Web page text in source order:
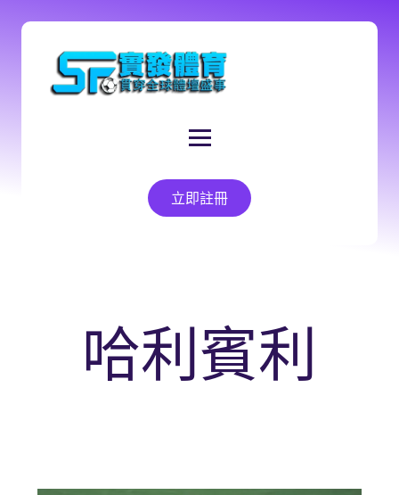
立即註冊
哈利賓利